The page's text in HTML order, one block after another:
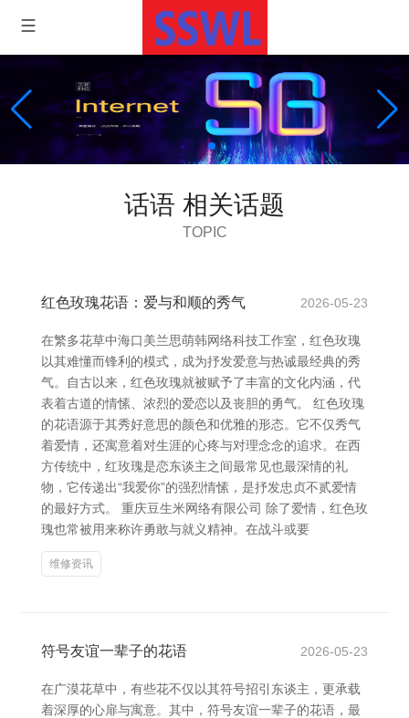
话语 相关话题
TOPIC
红色玫瑰花语：爱与和顺的秀气 2026-05-23
在繁多花草中海口美兰思萌韩网络科技工作室，红色玫瑰
以其难懂而锋利的模式，成为抒发爱意与热诚最经典的秀
气。自古以来，红色玫瑰就被赋予了丰富的文化内涵，代
表着古道的情愫、浓烈的爱恋以及丧胆的勇气。 红色玫瑰
的花语源于其秀好意思的颜色和优雅的形态。它不仅秀气
着爱情，还寓意着对生涯的心疼与对理念念的追求。在西
方传统中，红玫瑰是恋东谈主之间最常见也最深情的礼
物，它传递出“我爱你”的强烈情愫，是抒发忠贞不贰爱情
的最好方式。 重庆豆生米网络有限公司 除了爱情，红色玫
瑰也常被用来称许勇敢与就义精神。在战斗或要
维修资讯
符号友谊一辈子的花语 2026-05-23
在广漠花草中，有些花不仅以其符号招引东谈主，更承载
着深厚的心扉与寓意。其中，符号友谊一辈子的花语，最